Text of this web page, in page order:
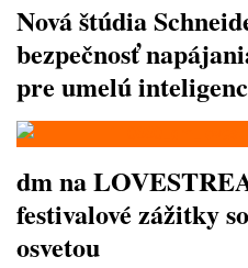
Nová štúdia
bezpečnosť
pre umelú
dm na
festivalové zážitky
osvetou